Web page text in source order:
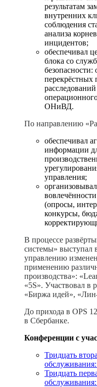
результатам
внутренних
соблюдения
анализа
инцидентов;
обеспечивал
блока со
безопасности:
перекрёстных
ОНиВД.
По направлению
обеспечивал
информации
управления;
(опросы,
конкурсы,
В процессе р
системы» выступал
управлению
применению
производства»:
«5S». Участвовал в
«Биржа идей»,
До прихода в OPS
в Сбербанке.
Конференции с
Тридцать
Тридцать